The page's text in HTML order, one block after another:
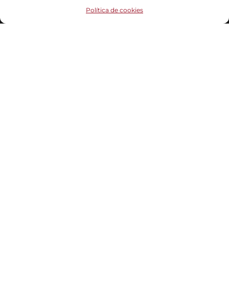
Política de cookies
Funciona gracias aWordPress |Tema:Head Blog